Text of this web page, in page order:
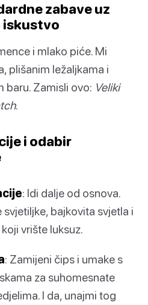
zabave uz
iskustvo
i mlako piće. Mi
plišanim ležaljkama i
baru. Zamisli ovo: Veliki
.
i odabir
: Idi dalje od osnova.
bajkovita svjetla i
vrište luksuz.
: Zamijeni čips i umake s
za suhomesnate
I da, unajmi tog